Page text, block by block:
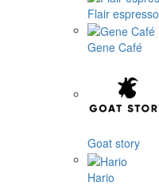
Flair espresso
Gene Café
Goat story
Hario